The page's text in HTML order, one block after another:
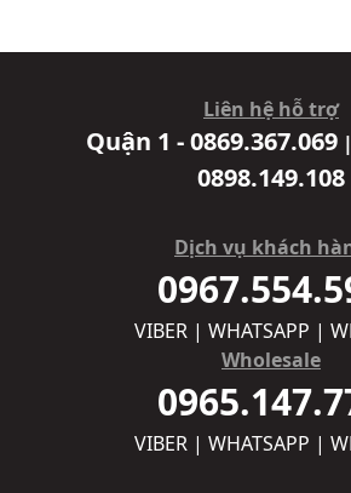
Liên hệ hỗ trợ
Quận 1 - 0869.367.069 |
0898.149.108
Dịch vụ khách
VIBER | WHATSAPP |
Wholesale
VIBER | WHATSAPP |